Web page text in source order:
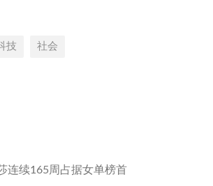
技 社会
连续165周占据女单榜首